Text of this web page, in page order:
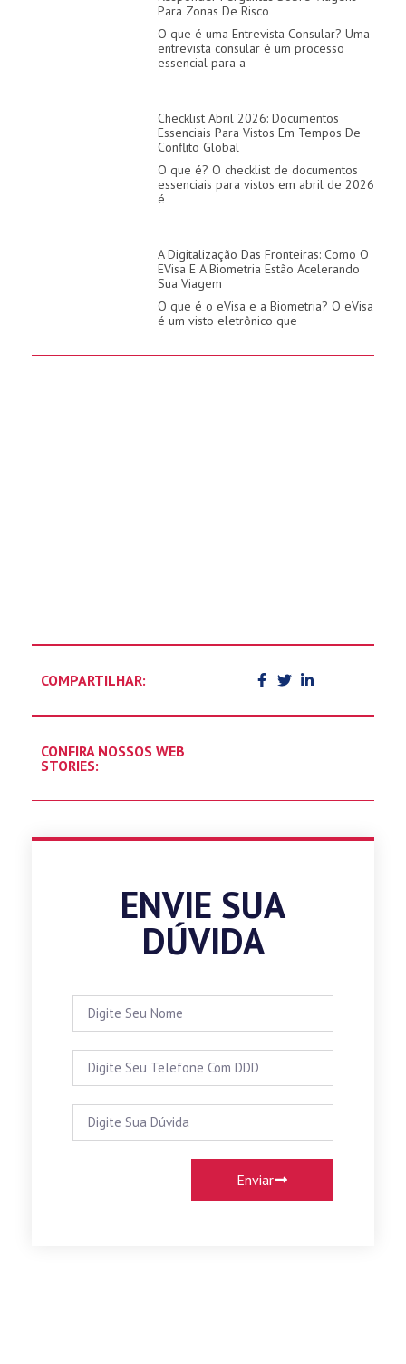
Para Zonas De Risco
O que é uma Entrevista Consular? Uma
entrevista consular é um processo
essencial para a
Checklist Abril 2026: Documentos
Essenciais Para Vistos Em Tempos De
Conflito Global
O que é? O checklist de documentos
essenciais para vistos em abril de 2026
é
A Digitalização Das Fronteiras: Como O
EVisa E A Biometria Estão Acelerando
Sua Viagem
O que é o eVisa e a Biometria? O eVisa
é um visto eletrônico que
COMPARTILHAR:
CONFIRA NOSSOS WEB
STORIES:
ENVIE SUA
DÚVIDA
Enviar